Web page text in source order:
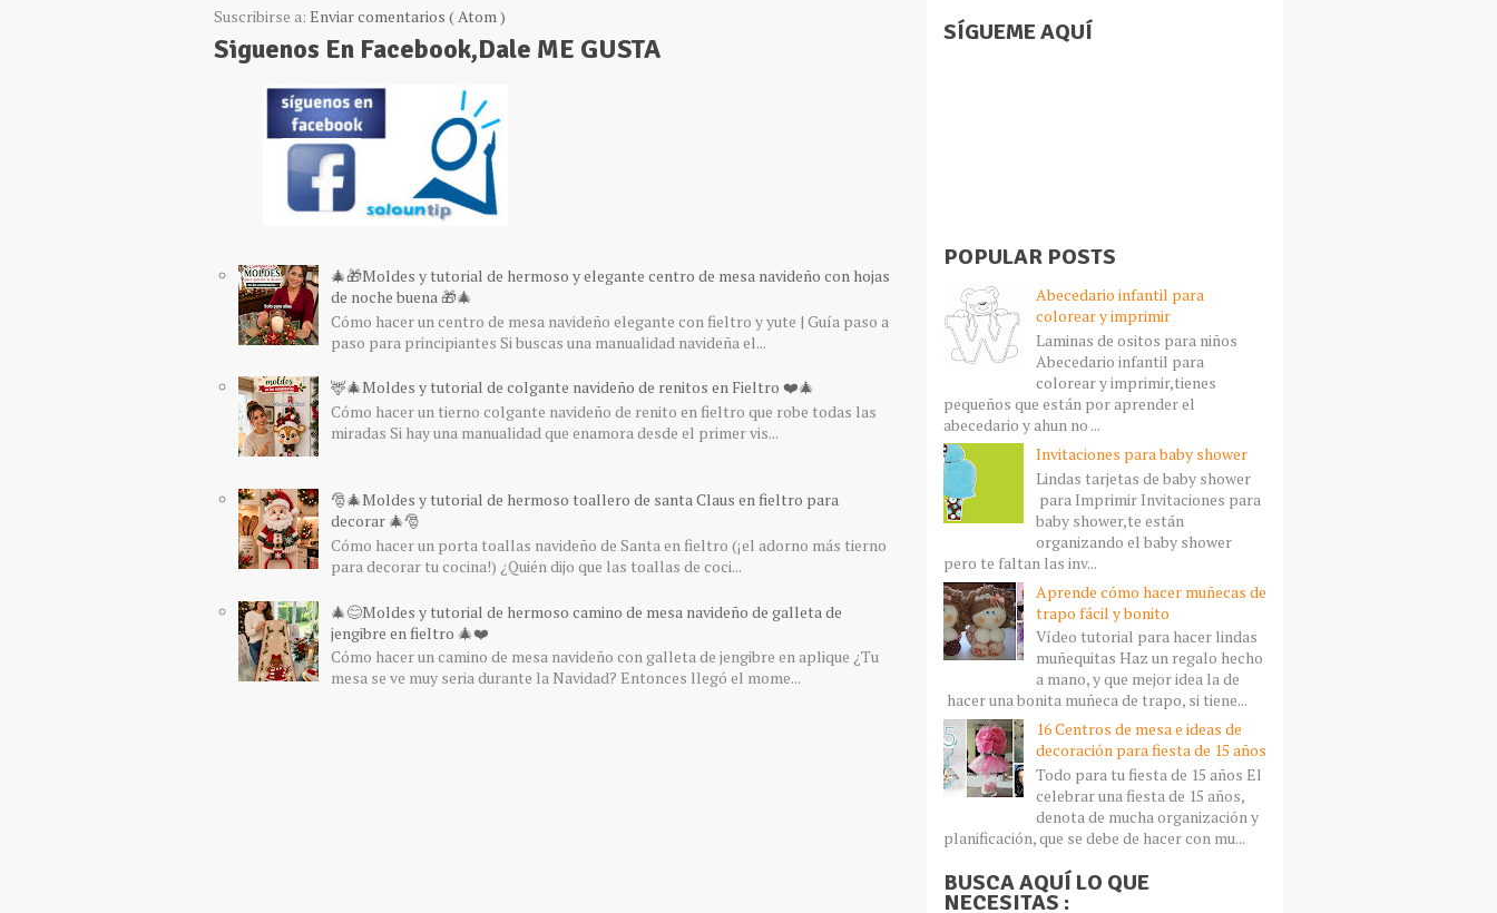
Suscribirse a: Enviar comentarios ( Atom )
Siguenos En Facebook,Dale ME GUSTA
🎄🎁Moldes y tutorial de hermoso y elegante centro de mesa navideño con hojas
de noche buena 🎁🎄
Cómo hacer un centro de mesa navideño elegante con fieltro y yute | Guía paso a
paso para principiantes Si buscas una manualidad navideña el...
🦌🎄Moldes y tutorial de colgante navideño de renitos en Fieltro ❤️🎄
Cómo hacer un tierno colgante navideño de renito en fieltro que robe todas las
miradas Si hay una manualidad que enamora desde el primer vis...
🎅🎄Moldes y tutorial de hermoso toallero de santa Claus en fieltro para
decorar 🎄🎅
Cómo hacer un porta toallas navideño de Santa en fieltro (¡el adorno más tierno
para decorar tu cocina!) ¿Quién dijo que las toallas de coci...
🎄😊Moldes y tutorial de hermoso camino de mesa navideño de galleta de
jengibre en fieltro 🎄❤️
Cómo hacer un camino de mesa navideño con galleta de jengibre en aplique ¿Tu
mesa se ve muy seria durante la Navidad? Entonces llegó el mome...
SÍGUEME AQUÍ
POPULAR POSTS
Abecedario infantil para
colorear y imprimir
Laminas de ositos para niños
Abecedario infantil para
colorear y imprimir,tienes
pequeños que están por aprender el
abecedario y ahun no ...
Invitaciones para baby shower
Lindas tarjetas de baby shower
para Imprimir Invitaciones para
baby shower,te están
organizando el baby shower
pero te faltan las inv...
Aprende cómo hacer muñecas de
trapo fácil y bonito
Vídeo tutorial para hacer lindas
muñequitas Haz un regalo hecho
a mano, y que mejor idea la de
hacer una bonita muñeca de trapo, si tiene...
16 Centros de mesa e ideas de
decoración para fiesta de 15 años
Todo para tu fiesta de 15 años El
celebrar una fiesta de 15 años,
denota de mucha organización y
planificación, que se debe de hacer con mu...
BUSCA AQUÍ LO QUE
NECESITAS :